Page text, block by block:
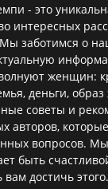
- это
интересных
заботимся о
женщин:
деньги,
советы и
авторов,
вопросов.
быть
вам достичь